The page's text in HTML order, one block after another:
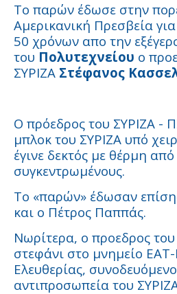
Το παρών έδωσε στην
Αμερικανική Πρεσβεία
50 χρόνων απο την
του Πολυτεχνείου ο
ΣΥΡΙΖΑ Στέφανος
Ο πρόεδρος του ΣΥΡΙΖΑ -
μπλοκ του ΣΥΡΙΖΑ υπό
έγινε δεκτός με θέρμη
συγκεντρωμένους.
Το «παρών» έδωσαν
και ο Πέτρος Παππάς.
Νωρίτερα, ο προεδρος
στεφάνι στο μνημείο
Ελευθερίας,
αντιπροσωπεία του